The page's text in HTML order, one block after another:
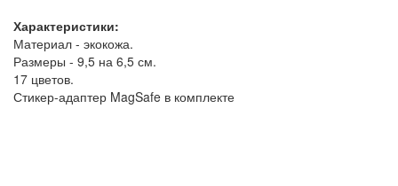
Характеристики:
Материал - экокожа.
Размеры - 9,5 на 6,5 см.
17 цветов.
Стикер-адаптер MagSafe в комплекте